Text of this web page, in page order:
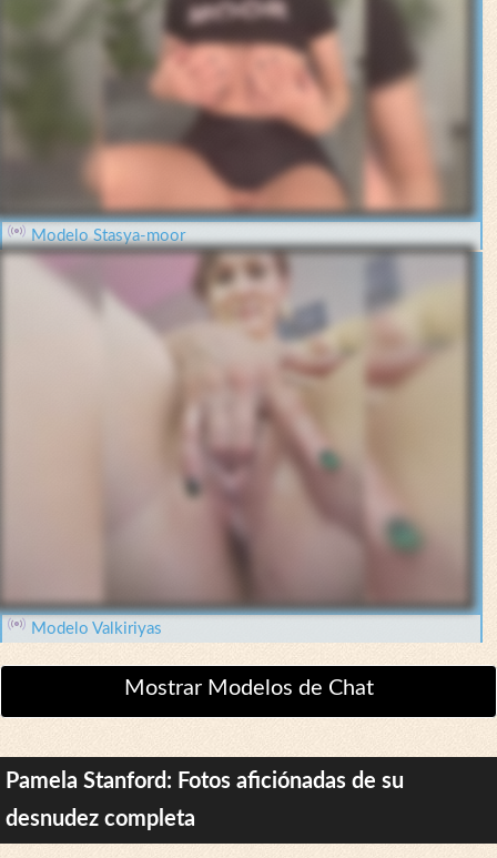
Modelo Stasya-moor
Modelo Valkiriyas
Mostrar Modelos de Chat
Pamela Stanford: Fotos aficiónadas de su
desnudez completa